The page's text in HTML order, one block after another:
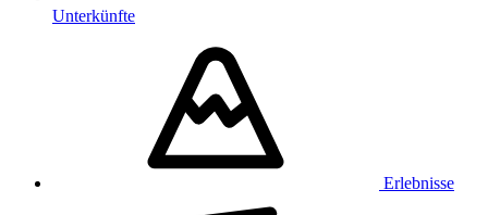
Unterkünfte
Erlebnisse